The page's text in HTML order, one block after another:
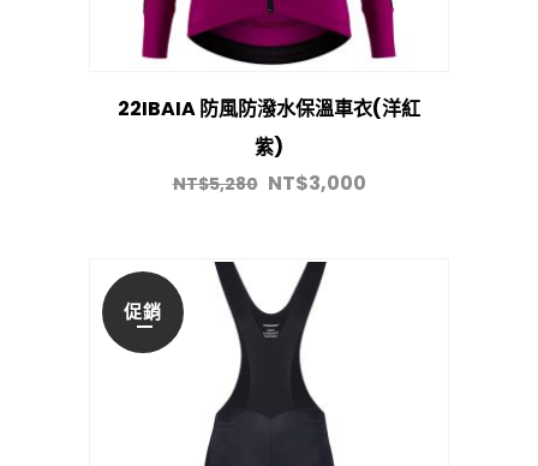
22IBAIA 防風防潑水保溫車衣(洋紅
紫)
NT$5,280 NT$3,000
促銷